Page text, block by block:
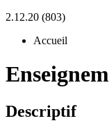
2.12.20 (803)
Accueil
Descriptif